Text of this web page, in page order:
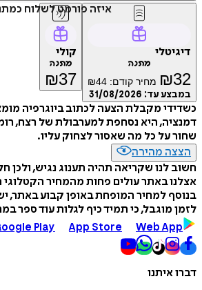
איזה פורמט לשלוח
דיגיטלי
מתנה
₪32 מחיר קודם: ₪44
במבצע עד: 31/08/2026
קולי
מתנה
₪37
כשדידי מקבלת הצעה לכתוב ביוגרפיה
דמנציה, היא נסחפת למערבולת של רצח,
שחור על כל מה שאסור לצחוק עליו.
הצצה מהירה
חשוב לנו שקריאה תהיה תענוג נגיש, ולכן
אצלנו באתר עולים פחות מהמחיר
בנוסף למחיר המופחת באופן קבוע באתר,
לזמן מוגבל, כי תמיד כיף לגלות עוד ספר
Play
App Store Web App
דברו איתנו